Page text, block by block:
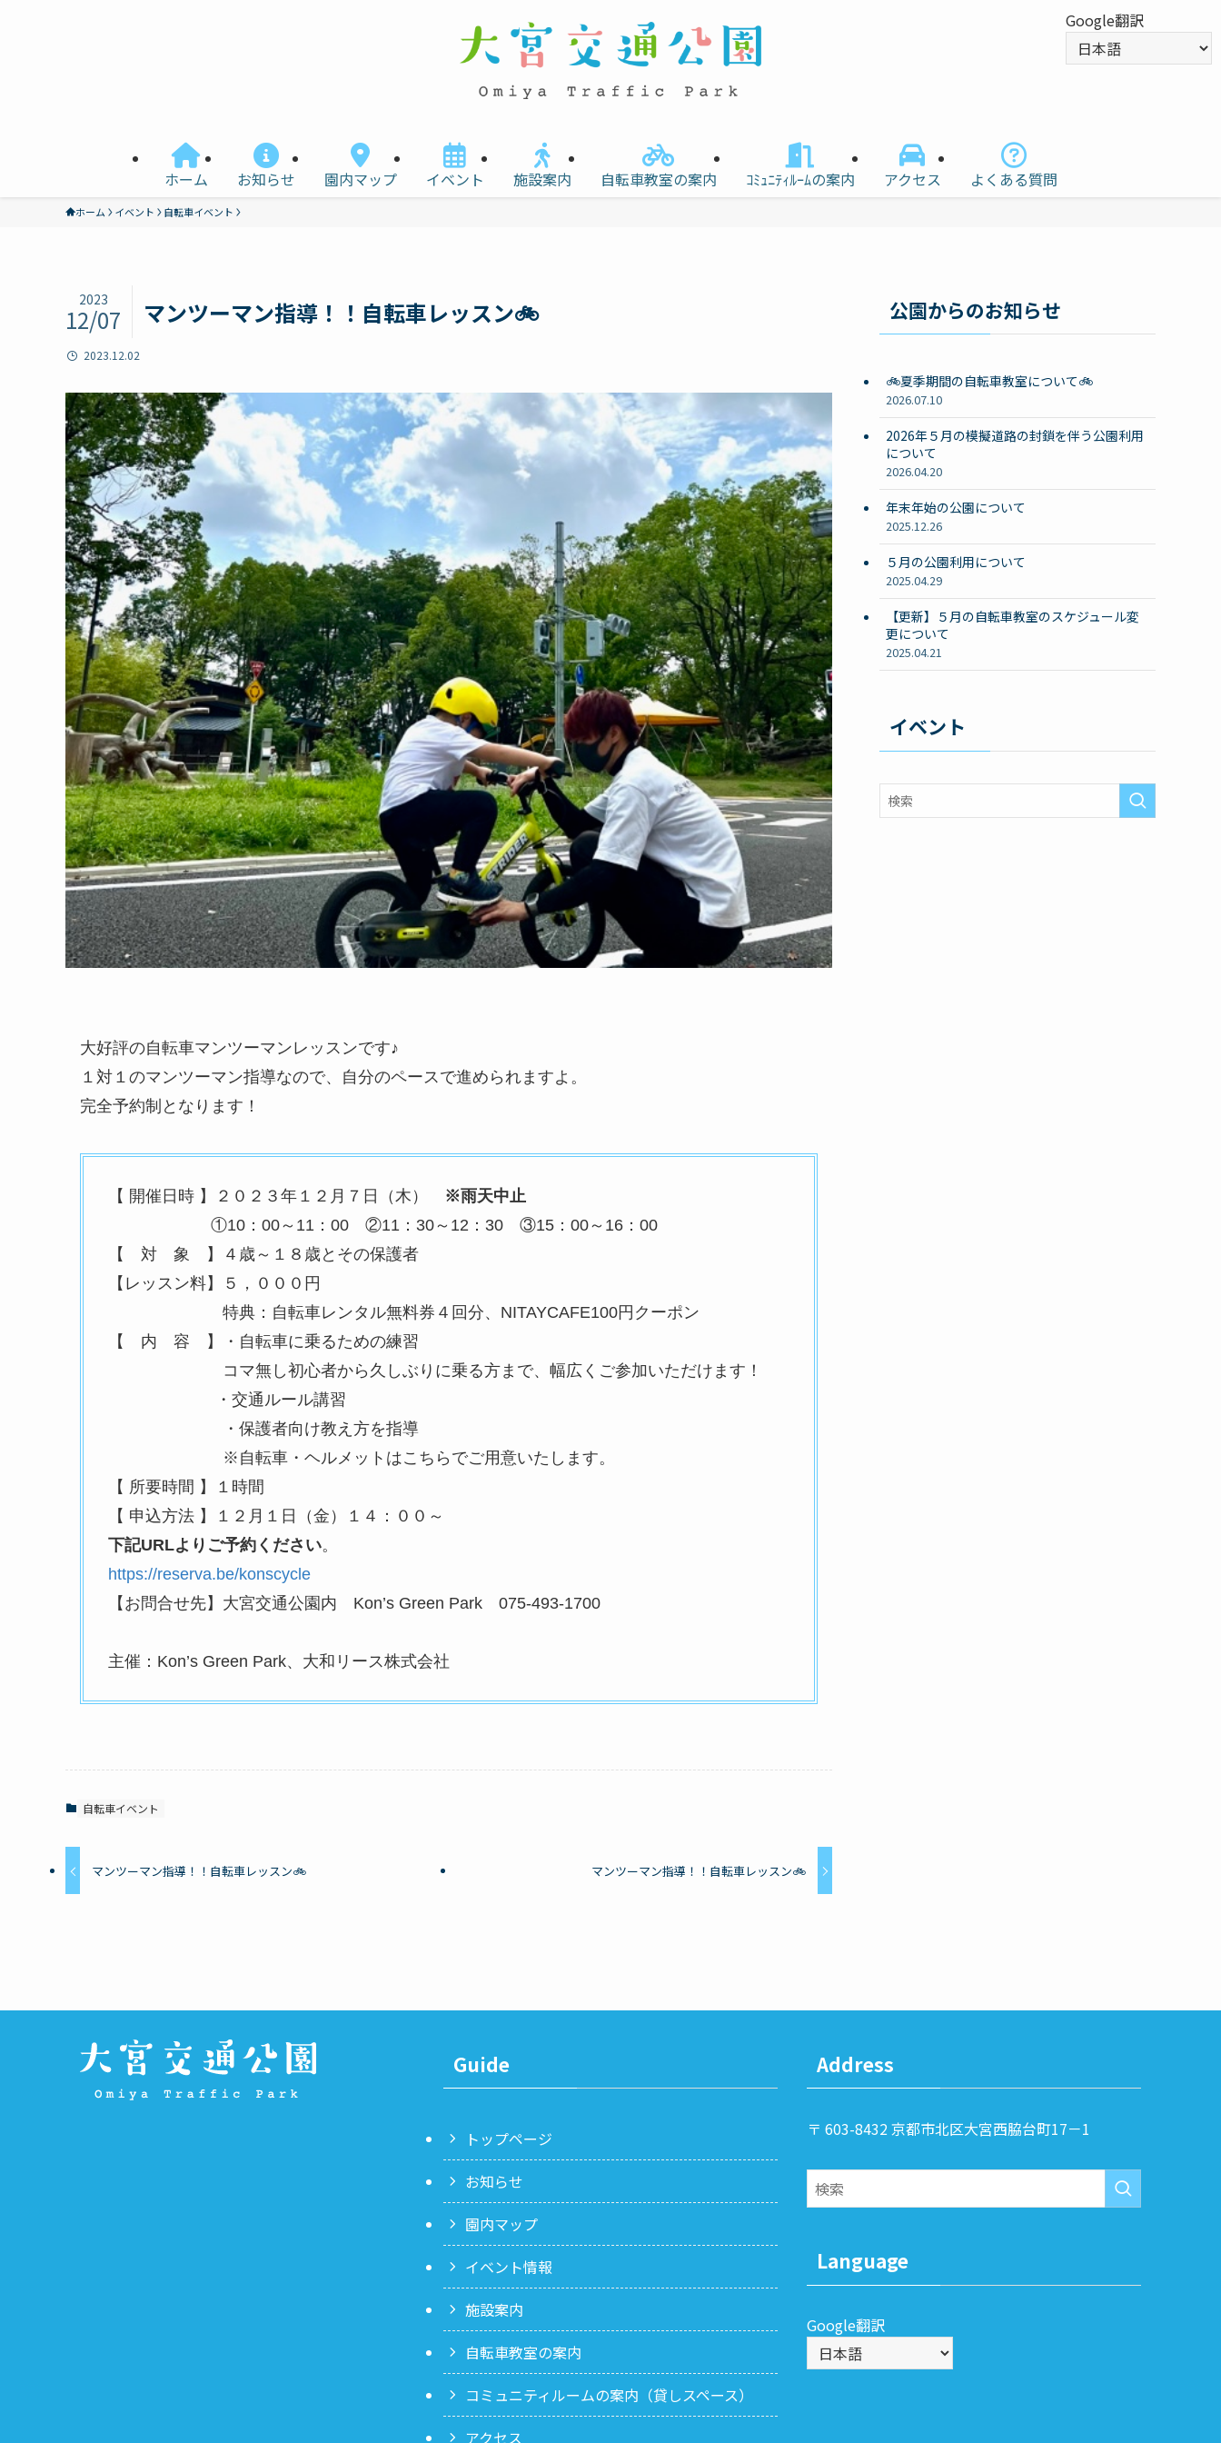
ホーム お知らせ 園内マップ イベント 施設案内 自転車教室の案内 ｺﾐｭﾆﾃｨﾙｰﾑの案内 アクセス よくある質問
Google翻訳
ホーム イベント 自転車イベント
マンツーマン指導！！自転車レッスン🚲
2023
12/07
2023.12.02
大好評の自転車マンツーマンレッスンです♪
１対１のマンツーマン指導なので、自分のペースで進められますよ。
完全予約制となります！
【 開催日時 】２０２３年１２月７日（木） ※雨天中止
①10：00～11：00 ②11：30～12：30 ③15：00～16：00
【 対 象 】４歳～１８歳とその保護者
【レッスン料】５，０００円
特典：自転車レンタル無料券４回分、NITAYCAFE100円クーポン
【 内 容 】・自転車に乗るための練習
コマ無し初心者から久しぶりに乗る方まで、幅広くご参加いただけます！
・交通ルール講習
・保護者向け教え方を指導
※自転車・ヘルメットはこちらでご用意いたします。
【 所要時間 】１時間
【 申込方法 】１２月１日（金）１４：００～
下記URLよりご予約ください。
https://reserva.be/konscycle
【お問合せ先】大宮交通公園内 Kon’s Green Park 075-493-1700
主催：Kon’s Green Park、大和リース株式会社
自転車イベント
マンツーマン指導！！自転車レッスン🚲 マンツーマン指導！！自転車レッスン🚲
公園からのお知らせ
🚲夏季期間の自転車教室について🚲
2026.07.10
2026年５月の模擬道路の封鎖を伴う公園利用
について
2026.04.20
年末年始の公園について
2025.12.26
５月の公園利用について
2025.04.29
【更新】５月の自転車教室のスケジュール変
更について
2025.04.21
イベント
Guide
トップページ
お知らせ
園内マップ
イベント情報
施設案内
自転車教室の案内
コミュニティルームの案内（貸しスペース）
アクセス
Address
〒 603-8432 京都市北区大宮西脇台町17－1
Language
Google翻訳